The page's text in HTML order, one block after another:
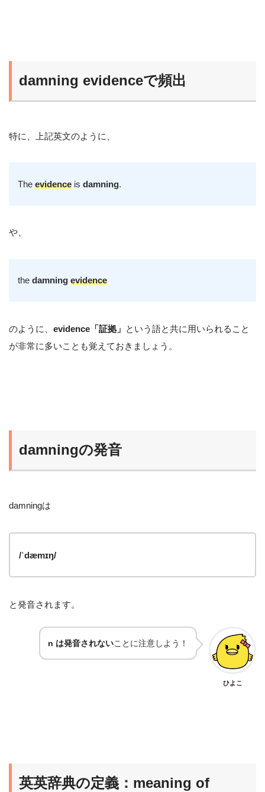
damning evidenceで頻出
特に、上記英文のように、
Theevidence isdamning.
や、
thedamningevidence
のように、 evidence「証拠」 という語と共に用いられること
が非常に多いことも覚えておきましょう。
damningの発音
damningは
/ˈdæmɪŋ/
と発音されます。
n は発音されないことに注意しよう！
ひよこ
英英辞典の定義：meaning of